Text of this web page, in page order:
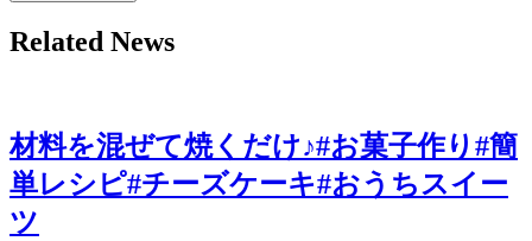
Related News
材料を混ぜて焼くだけ♪#お菓子作り#簡
単レシピ#チーズケーキ#おうちスイー
ツ